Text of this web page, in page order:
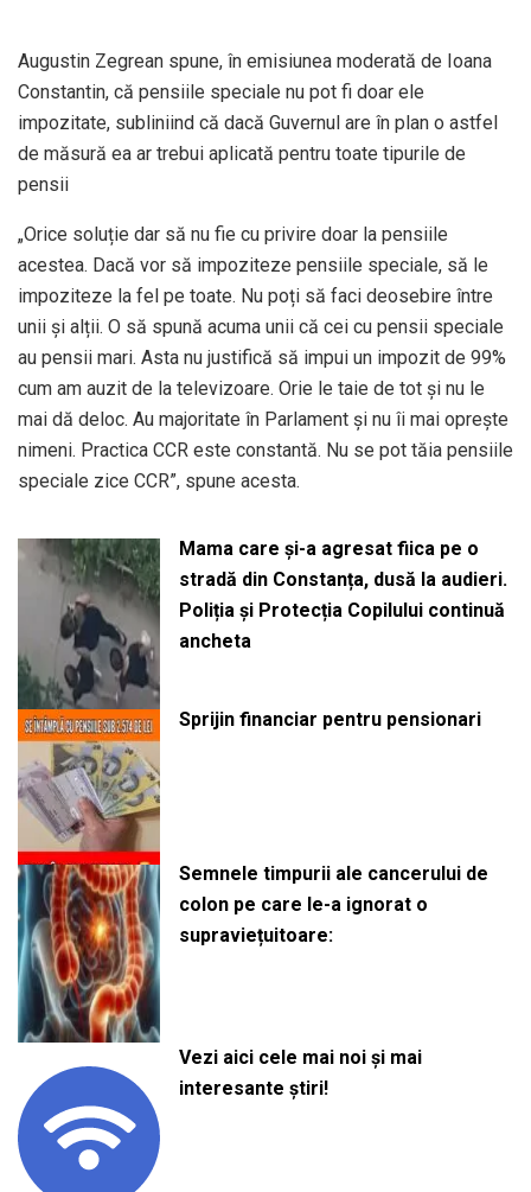
Augustin Zegrean spune, în emisiunea moderată de Ioana
Constantin, că pensiile speciale nu pot fi doar ele
impozitate, subliniind că dacă Guvernul are în plan o astfel
de măsură ea ar trebui aplicată pentru toate tipurile de
pensii
„Orice soluție dar să nu fie cu privire doar la pensiile
acestea. Dacă vor să impoziteze pensiile speciale, să le
impoziteze la fel pe toate. Nu poți să faci deosebire între
unii și alții. O să spună acuma unii că cei cu pensii speciale
au pensii mari. Asta nu justifică să impui un impozit de 99%
cum am auzit de la televizoare. Orie le taie de tot și nu le
mai dă deloc. Au majoritate în Parlament și nu îi mai oprește
nimeni. Practica CCR este constantă. Nu se pot tăia pensiile
speciale zice CCR”, spune acesta.
Mama care și-a agresat fiica pe o
stradă din Constanța, dusă la audieri.
Poliția și Protecția Copilului continuă
ancheta
Sprijin financiar pentru pensionari
Semnele timpurii ale cancerului de
colon pe care le-a ignorat o
supraviețuitoare:
Vezi aici cele mai noi și mai
interesante știri!